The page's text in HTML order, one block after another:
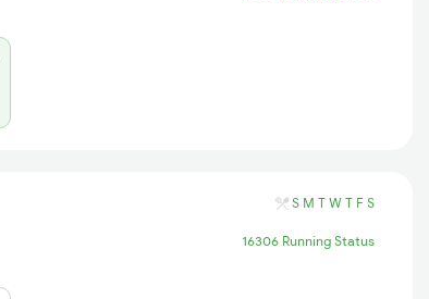
S M T W T F S
16306 Running Status